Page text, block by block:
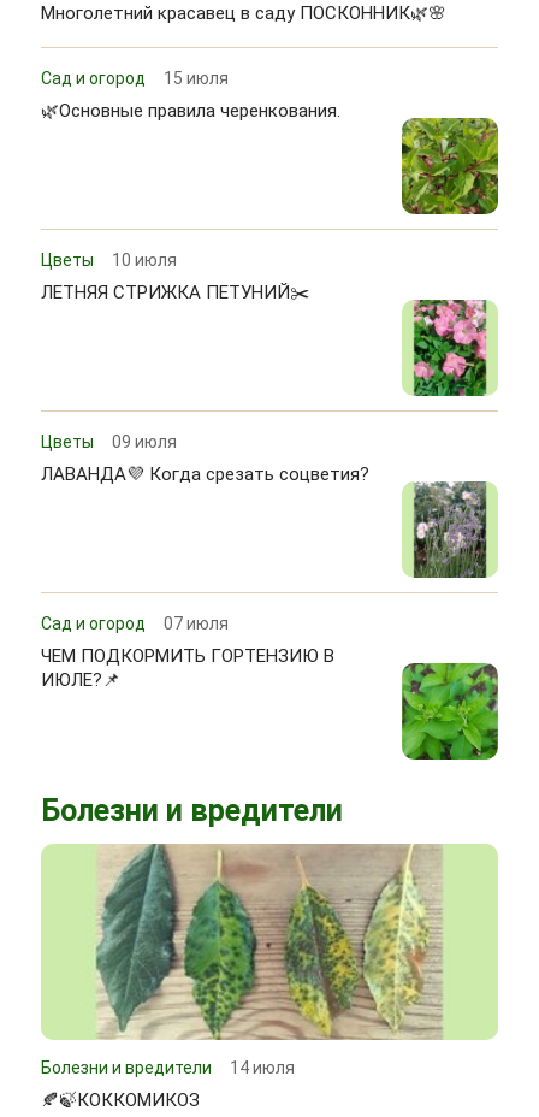
Многолетний красавец в саду ПОСКОННИК🌿🌸
Сад и огород 15 июля
🌿Основные правила черенкования.
Цветы 10 июля
ЛЕТНЯЯ СТРИЖКА ПЕТУНИЙ✂️
Цветы 09 июля
ЛАВАНДА💜 Когда срезать соцветия?
Сад и огород 07 июля
ЧЕМ ПОДКОРМИТЬ ГОРТЕНЗИЮ В
ИЮЛЕ?📌
Болезни и вредители
Болезни и вредители 14 июля
🍂🍃КОККОМИКОЗ